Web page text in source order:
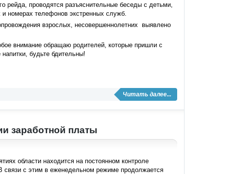
рейда, проводятся разъяснительные беседы с детьми,
номерах телефонов экстренных служб.
взрослых, несовершеннолетних выявлено
внимание обращаю родителей, которые пришли с
будьте бдительны!
Читать далее...
заработной платы
области находится на постоянном контроле
связи с этим в еженедельном режиме продолжается